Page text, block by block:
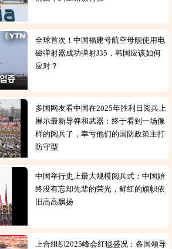
全球首次！中国福建号航空母舰使用电
磁弹射器成功弹射J35，韩国应该如何
应对？
多国网友看中国在2025年胜利日阅兵上
展示最新导弹和武器：终于看到一场像
样的阅兵了，幸亏他们的国防政策主打
防守型
中国举行史上最大规模阅兵式：中国始
终没有忘却先辈的荣光，鲜红的旗帜依
旧高高飘扬
上合组织2025峰会红毯盛况：各国领导